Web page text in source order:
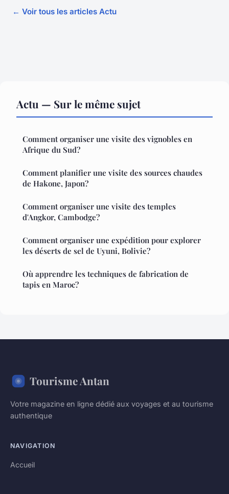
← Voir tous les articles Actu
Actu — Sur le même sujet
Comment organiser une visite des vignobles en
Afrique du Sud?
Comment planifier une visite des sources chaudes
de Hakone, Japon?
Comment organiser une visite des temples
d'Angkor, Cambodge?
Comment organiser une expédition pour explorer
les déserts de sel de Uyuni, Bolivie?
Où apprendre les techniques de fabrication de
tapis en Maroc?
Tourisme Antan
Votre magazine en ligne dédié aux voyages et au tourisme
authentique
NAVIGATION
Accueil